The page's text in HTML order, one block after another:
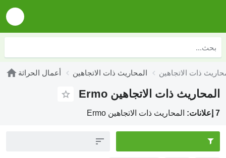
أعمال الحراثة المحاريث ذات الاتجاهين
المحاريث ذات الاتجاهين Ermo
7 إعلانات: المحاريث ذات الاتجاهين Ermo